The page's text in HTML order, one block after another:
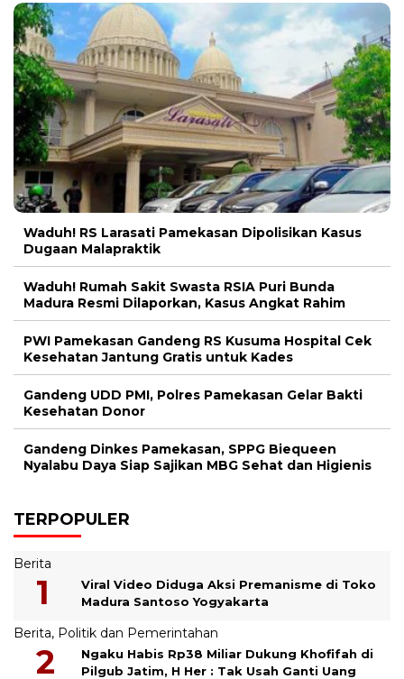
Waduh! RS Larasati Pamekasan Dipolisikan Kasus
Dugaan Malapraktik
Waduh! Rumah Sakit Swasta RSIA Puri Bunda
Madura Resmi Dilaporkan, Kasus Angkat Rahim
PWI Pamekasan Gandeng RS Kusuma Hospital Cek
Kesehatan Jantung Gratis untuk Kades
Gandeng UDD PMI, Polres Pamekasan Gelar Bakti
Kesehatan Donor
Gandeng Dinkes Pamekasan, SPPG Biequeen
Nyalabu Daya Siap Sajikan MBG Sehat dan Higienis
TERPOPULER
Berita
Viral Video Diduga Aksi Premanisme di Toko
Madura Santoso Yogyakarta
Berita, Politik dan Pemerintahan
Ngaku Habis Rp38 Miliar Dukung Khofifah di
Pilgub Jatim, H Her : Tak Usah Ganti Uang